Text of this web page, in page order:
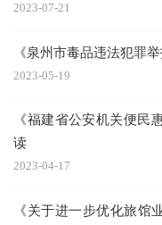
2023-07-21
《泉州市毒品违法犯罪
2023-05-19
《福建省公安机关便民
读
2023-04-17
《关于进一步优化旅馆